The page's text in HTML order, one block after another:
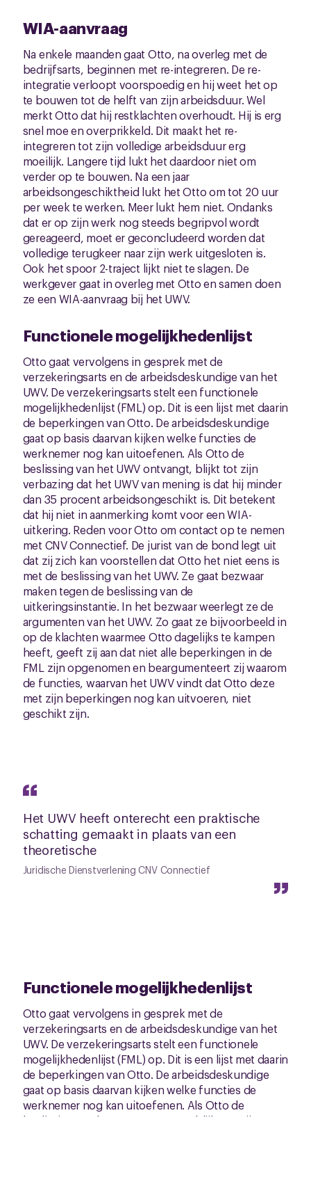
WIA-aanvraag
Na enkele maanden gaat Otto, na overleg met de
bedrijfsarts, beginnen met re-integreren. De re-
integratie verloopt voorspoedig en hij weet het op
te bouwen tot de helft van zijn arbeidsduur. Wel
merkt Otto dat hij restklachten overhoudt. Hij is erg
snel moe en overprikkeld. Dit maakt het re-
integreren tot zijn volledige arbeidsduur erg
moeilijk. Langere tijd lukt het daardoor niet om
verder op te bouwen. Na een jaar
arbeidsongeschiktheid lukt het Otto om tot 20 uur
per week te werken. Meer lukt hem niet. Ondanks
dat er op zijn werk nog steeds begripvol wordt
gereageerd, moet er geconcludeerd worden dat
volledige terugkeer naar zijn werk uitgesloten is.
Ook het spoor 2-traject lijkt niet te slagen. De
werkgever gaat in overleg met Otto en samen doen
ze een WIA-aanvraag bij het UWV.
Functionele mogelijkhedenlijst
Otto gaat vervolgens in gesprek met de
verzekeringsarts en de arbeidsdeskundige van het
UWV. De verzekeringsarts stelt een functionele
mogelijkhedenlijst (FML) op. Dit is een lijst met daarin
de beperkingen van Otto. De arbeidsdeskundige
gaat op basis daarvan kijken welke functies de
werknemer nog kan uitoefenen. Als Otto de
beslissing van het UWV ontvangt, blijkt tot zijn
verbazing dat het UWV van mening is dat hij minder
dan 35 procent arbeidsongeschikt is. Dit betekent
dat hij niet in aanmerking komt voor een WIA-
uitkering. Reden voor Otto om contact op te nemen
met CNV Connectief. De jurist van de bond legt uit
dat zij zich kan voorstellen dat Otto het niet eens is
met de beslissing van het UWV. Ze gaat bezwaar
maken tegen de beslissing van de
uitkeringsinstantie. In het bezwaar weerlegt ze de
argumenten van het UWV. Zo gaat ze bijvoorbeeld in
op de klachten waarmee Otto dagelijks te kampen
heeft, geeft zij aan dat niet alle beperkingen in de
FML zijn opgenomen en beargumenteert zij waarom
de functies, waarvan het UWV vindt dat Otto deze
met zijn beperkingen nog kan uitvoeren, niet
geschikt zijn.
Het UWV heeft onterecht een praktische
schatting gemaakt in plaats van een
theoretische
Juridische Dienstverlening CNV Connectief
Functionele mogelijkhedenlijst
Otto gaat vervolgens in gesprek met de
verzekeringsarts en de arbeidsdeskundige van het
UWV. De verzekeringsarts stelt een functionele
mogelijkhedenlijst (FML) op. Dit is een lijst met daarin
de beperkingen van Otto. De arbeidsdeskundige
gaat op basis daarvan kijken welke functies de
werknemer nog kan uitoefenen. Als Otto de
beslissing van het UWV ontvangt, blijkt tot zijn